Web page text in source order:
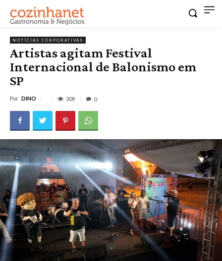
NOTÍCIAS CORPORATIVAS
Artistas agitam Festival
Internacional de Balonismo em
SP
Por DINO 309 0